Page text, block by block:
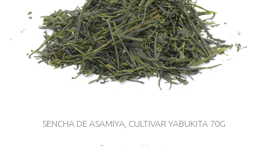
SENCHA DE ASAMIYA, CULTIVAR YABUKITA 70G